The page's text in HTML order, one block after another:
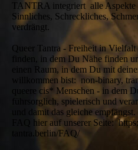
TANTRA integriert alle Aspekte
Sinnliches, Schreckliches,
verdrängt.
Queer Tantra - Freiheit in
finden, in dem Du Nähe finden
einen Raum, in dem Du mit
willkommen bist: non-binary,
queere cis* Menschen - in dem
führsorglich, spielerisch und
und damit das gleiche
FAQ hier auf unserer Seite:
tantra.berlin/FAQ/